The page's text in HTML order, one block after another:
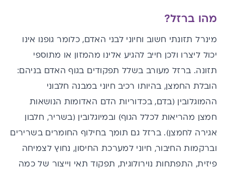
מהו ברזל?
מינרל תזונתי חשוב וחיוני לבני האדם, כלומר גופנו אינו
יכול ליצרו ולכן חייב להגיע אלינו מהמזון או מתוספי
תזונה. ברזל מעורב בשלל תפקודים בגוף האדם בניהם:
הובלת החמצן, בהיותו רכיב חיוני במבנה חלבוני
ההמוגלובין (בדם, בכדוריות הדם האדומות הנושאות
חמצן מהריאות לכלל הגוף) ובמיוגלובין (בשריר, חלבון
אגירה לחמצן). ברזל גם תומך בחילוף החומרים בשרירים
וברקמות החיבור, חיוני למערכת החיסון, נחוץ לצמיחה
פיזית, התפתחות נוירולוגית, תפקוד תאי וייצור של כמה